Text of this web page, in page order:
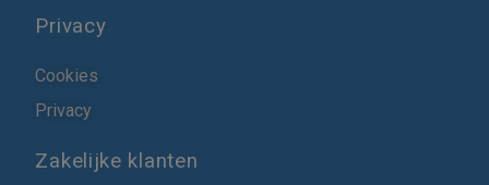
Privacy
Cookies
Privacy
Zakelijke klanten